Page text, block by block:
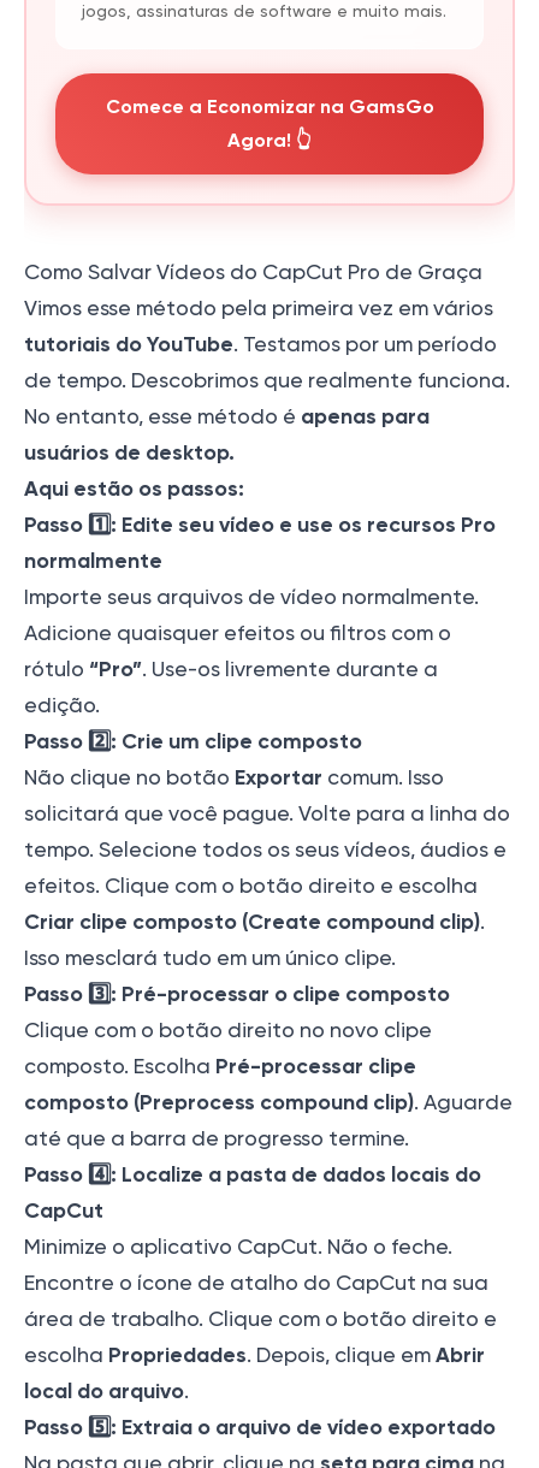
jogos, assinaturas de software e muito mais.
Comece a Economizar na GamsGo
Agora! 👆
Como Salvar Vídeos do CapCut Pro de Graça
Vimos esse método pela primeira vez em vários
tutoriais do YouTube. Testamos por um período
de tempo. Descobrimos que realmente funciona.
No entanto, esse método é apenas para
usuários de desktop.
Aqui estão os passos:
Passo 1️⃣: Edite seu vídeo e use os recursos Pro
normalmente
Importe seus arquivos de vídeo normalmente.
Adicione quaisquer efeitos ou filtros com o
rótulo “Pro”. Use-os livremente durante a
edição.
Passo 2️⃣: Crie um clipe composto
Não clique no botão Exportar comum. Isso
solicitará que você pague. Volte para a linha do
tempo. Selecione todos os seus vídeos, áudios e
efeitos. Clique com o botão direito e escolha
Criar clipe composto (Create compound clip).
Isso mesclará tudo em um único clipe.
Passo 3️⃣: Pré-processar o clipe composto
Clique com o botão direito no novo clipe
composto. Escolha Pré-processar clipe
composto (Preprocess compound clip). Aguarde
até que a barra de progresso termine.
Passo 4️⃣: Localize a pasta de dados locais do
CapCut
Minimize o aplicativo CapCut. Não o feche.
Encontre o ícone de atalho do CapCut na sua
área de trabalho. Clique com o botão direito e
escolha Propriedades. Depois, clique em Abrir
local do arquivo.
Passo 5️⃣: Extraia o arquivo de vídeo exportado